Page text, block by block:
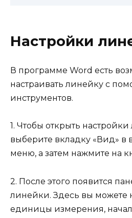
Настройки
В программе Word есть
настраивать линейку с
инструментов.
1. Чтобы открыть
выберите вкладку «Вид» в
меню, а затем нажмите на
2. После этого появится
линейки. Здесь вы можете
единицы измерения,